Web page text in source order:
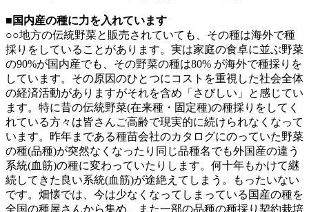
■国内産の種に力を入れています
○○地方の伝統野菜と販売されていても、その種は海外で種
採りをしていることがあります。実は家庭の食卓に並ぶ野菜
の90%が国内産でも、その野菜の種は80% が海外で種採りを
しています。その原因のひとつにコストを重視した社会全体
の経済活動がありますがそれを含め「さびしい」と感じてい
ます。特に昔の伝統野菜(在来種・固定種)の種採りをしてく
れている方々は皆さんご高齢で現実的に続けられなくなって
います。昨年まである種苗会社のカタログにのっていた野菜
の種(品種)が突然なくなったり同じ品種名でも外国産の違う
系統(血筋)の種に変わっていたりします。何十年もかけて継
続してきた良い系統(血筋)が途絶えてしまう。もったいない
です。畑懐では、今は少なくなってしまっている国産の種を
全国の種屋さんから集め、また一部の品種の種採り契約栽培